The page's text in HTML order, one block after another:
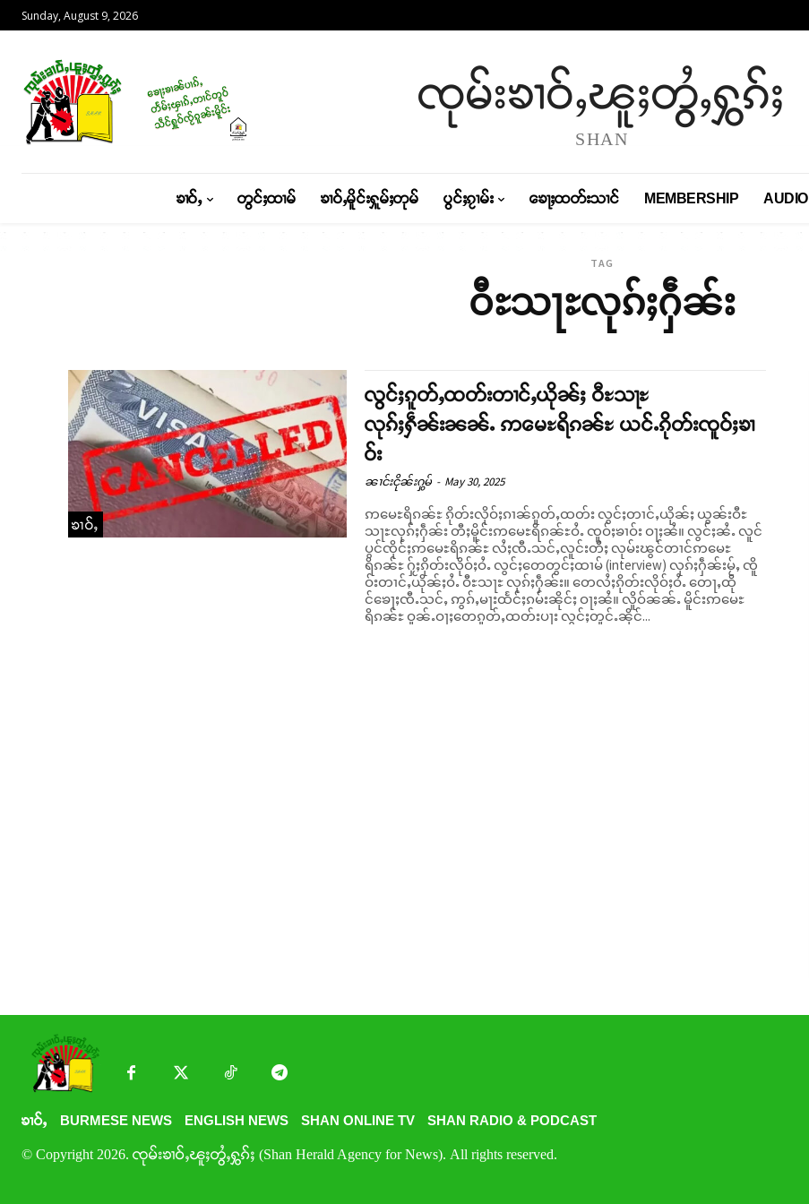
Sunday, August 9, 2026
ၸုမ်းၶၢဝ်ႇၽူႈတွႆႇႁွၵ်ႈ
SHAN
ၶၢဝ်ႇ တွင်ႈထၢမ် ၶၢဝ်ႇမိူင်းႁူမ်ႈတုမ် ပွင်ႈၵႂၢမ်း ၶေႃႈထတ်းသၢင် MEMBERSHIP AUDIO
TAG
ဝီႊသႃႊလုၵ်ႈႁဵၼ်း
ၶၢဝ်ႇ
လွင်ႈၵူတ်ႇထတ်းတၢင်ႇယိုၼ်ႈ ဝီႊသႃႊ
လုၵ်ႈႁဵၼ်းၼၼ်ႉ ဢမေႊရိၵၼ်ႊ ယင်ႉၵိုတ်းၸူဝ်ႈၶၢ
ဝ်း
ၼၢင်းငိုၼ်းႁွမ် - May 30, 2025
ဢမေႊရိၵၼ်ႊ ၵိုတ်းလိုဝ်ႈၵၢၼ်ၵူတ်ႇထတ်း လွင်ႈတၢင်ႇယိုၼ်ႈ ယွၼ်းဝီႊ
သႃႊလုၵ်ႈႁဵၼ်း တီႈမိူင်းဢမေႊရိၵၼ်ႊဝႆႉ ၸူဝ်ႈၶၢဝ်း ဝႃႈၼႆ။ လွင်ႈၼႆႉ လူင်
ပွင်ၸိုင်ႈဢမေႊရိၵၼ်ႊ လႆႈၸီႉသင်ႇလူင်းတီႈ လုမ်းၽွင်တၢင်ဢမေႊ
ရိၵၼ်ႊ ႁႂ်ႈၵိုတ်းလိုဝ်ႈဝႆႉ လွင်ႈတေတွင်ႈထၢမ် (interview) လုၵ်ႈႁဵၼ်းမႂ်ႇ ၸိူ
ဝ်းတၢင်ႇယိုၼ်ႈဝႆႉ ဝီႊသႃႊ လုၵ်ႈႁဵၼ်း။ တေလႆႈၵိုတ်းလိုဝ်ႈဝႆႉ တေႃႇထို
င်ၶေႃႈၸီႉသင်ႇ ဢွၵ်ႇမႃးထႅင်ႈၵမ်းၼိုင်ႈ ဝႃႈၼႆ။ လိူဝ်ၼၼ်ႉ မိူင်းဢမေႊ
ရိၵၼ်ႊ ဝူၼ်ႉဝႃႈတေၵူတ်ႇထတ်းပႃး လွင်ႈတူင်ႉၼိုင်...
ၶၢဝ်ႇ BURMESE NEWS ENGLISH NEWS SHAN ONLINE TV SHAN RADIO & PODCAST
© Copyright 2026. ၸုမ်းၶၢဝ်ႇၽူႈတွႆႇႁွၵ်ႈ (Shan Herald Agency for News). All rights reserved.